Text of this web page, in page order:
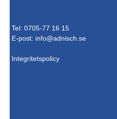
Tel: 0705-77 16 15
E-post: info@adnisch.se
Integritetspolicy